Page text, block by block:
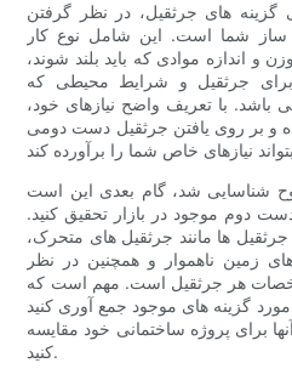
گزینه های جرثقیل، در نظر گرفتن
شما است. این شامل نوع کار
و اندازه موادی که باید بلند شوند،
برای جرثقیل و شرایط محیطی که
باشد. با تعریف واضح نیازهای خود،
و بر روی یافتن جرثقیل دست دومی
شناسایی شد، گام بعدی این است
دوم موجود در بازار تحقیق کنید.
ها مانند جرثقیل های متحرک،
زمین ناهموار و همچنین در نظر
هر جرثقیل است. مهم است که
گزینه های موجود جمع آوری کنید
برای پروژه ساختمانی خود مقایسه
کنید.